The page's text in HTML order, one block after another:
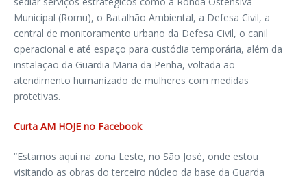
Municipal (Romu), o Batalhão Ambiental, a Defesa Civil, a
central de monitoramento urbano da Defesa Civil, o canil
operacional e até espaço para custódia temporária, além da
instalação da Guardiã Maria da Penha, voltada ao
atendimento humanizado de mulheres com medidas
protetivas.
Curta AM HOJE no Facebook
“Estamos aqui na zona Leste, no São José, onde estou
visitando as obras do terceiro núcleo da base da Guarda